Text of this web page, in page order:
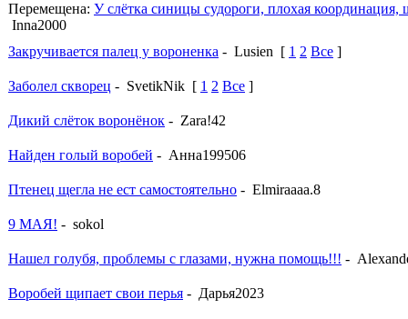
Перемещена: У слётка синицы судороги, плохая координация,
Inna2000
Закручивается палец у вороненка - Lusien [ 1 2 Все ]
Заболел скворец - SvetikNik [ 1 2 Все ]
Дикий слёток воронёнок - Zara!42
Найден голый воробей - Анна199506
Птенец щегла не ест самостоятельно - Elmiraaaa.8
9 МАЯ! - sokol
Нашел голубя, проблемы с глазами, нужна помощь!!! -
Воробей щипает свои перья - Дарья2023